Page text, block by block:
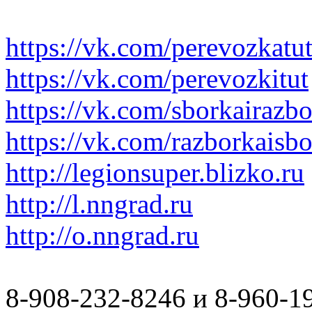
https://vk.com/perevozkatut
https://vk.com/perevozkitut
https://vk.com/
https://vk.com/
http://legionsuper.blizko.ru
http://l.nngrad.ru
http://o.nngrad.ru
8-908-232-8246 и 8-960-